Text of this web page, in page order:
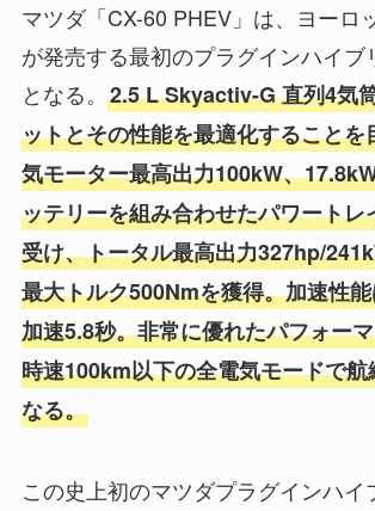
マツダ「CX-60 PHEV」は、ヨーロ
が発売する最初のプラグインハイブ
となる。 2.5 L Skyactiv-G 直列4気
ットとその性能を最適化することを
気モーター最高出力100kW、
ッテリーを組み合わせたパワートレ
受け、トータル最高出力327hp/
最大トルク500Nmを獲得。加速性
加速5.8秒。非常に優れたパフォー
時速100km以下の全電気モードで
なる。
この史上初のマツダプラグインハイ